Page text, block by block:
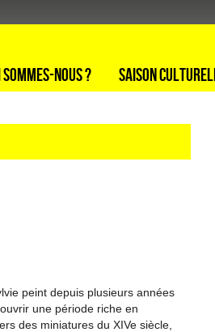
sommes-nous ? Saison
peint depuis plusieurs années
une période riche en
des miniatures du XIVe siècle,